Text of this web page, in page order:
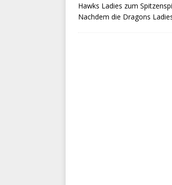
Hawks Ladies zum
Nachdem die Dragons